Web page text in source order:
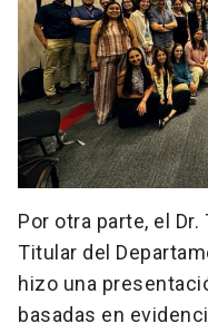
Por otra parte, el
Titular del
hizo una
basadas en